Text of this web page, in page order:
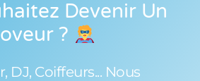
Devenir Un
?
DJ, Coiffeurs... Nous